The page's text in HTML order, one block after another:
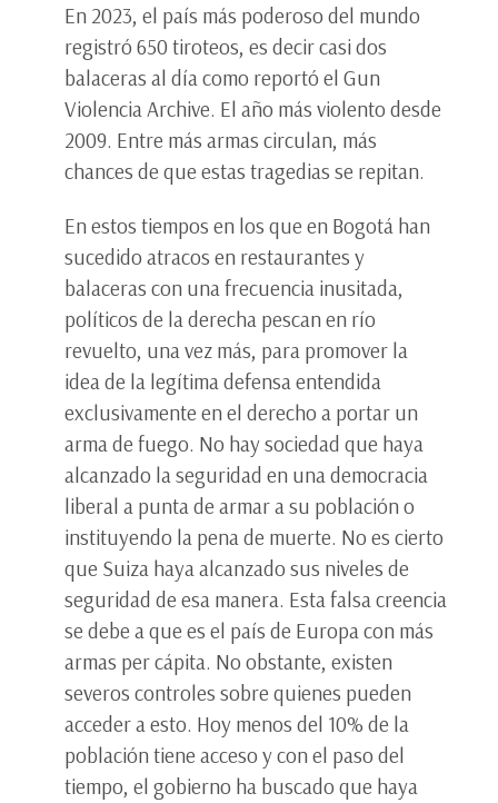
En 2023, el país más poderoso del mundo
registró 650 tiroteos, es decir casi dos
balaceras al día como reportó el Gun
Violencia Archive. El año más violento desde
2009. Entre más armas circulan, más
chances de que estas tragedias se repitan.
En estos tiempos en los que en Bogotá han
sucedido atracos en restaurantes y
balaceras con una frecuencia inusitada,
políticos de la derecha pescan en río
revuelto, una vez más, para promover la
idea de la legítima defensa entendida
exclusivamente en el derecho a portar un
arma de fuego. No hay sociedad que haya
alcanzado la seguridad en una democracia
liberal a punta de armar a su población o
instituyendo la pena de muerte. No es cierto
que Suiza haya alcanzado sus niveles de
seguridad de esa manera. Esta falsa creencia
se debe a que es el país de Europa con más
armas per cápita. No obstante, existen
severos controles sobre quienes pueden
acceder a esto. Hoy menos del 10% de la
población tiene acceso y con el paso del
tiempo, el gobierno ha buscado que haya